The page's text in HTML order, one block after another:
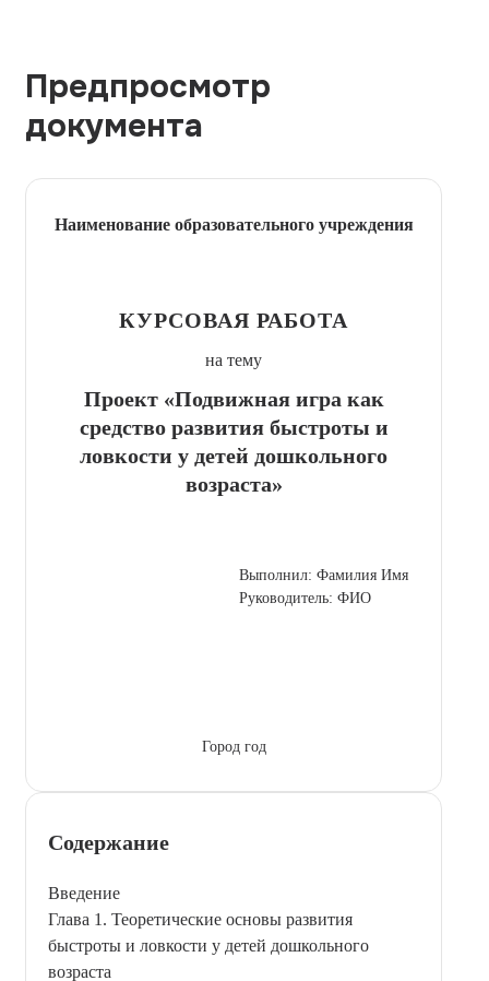
Предпросмотр
документа
Наименование образовательного учреждения
КУРСОВАЯ РАБОТА
на тему
Проект «Подвижная игра как
средство развития быстроты и
ловкости у детей дошкольного
возраста»
Выполнил: Фамилия Имя
Руководитель: ФИО
Город год
Содержание
Введение
Глава 1. Теоретические основы развития
быстроты и ловкости у детей дошкольного
возраста